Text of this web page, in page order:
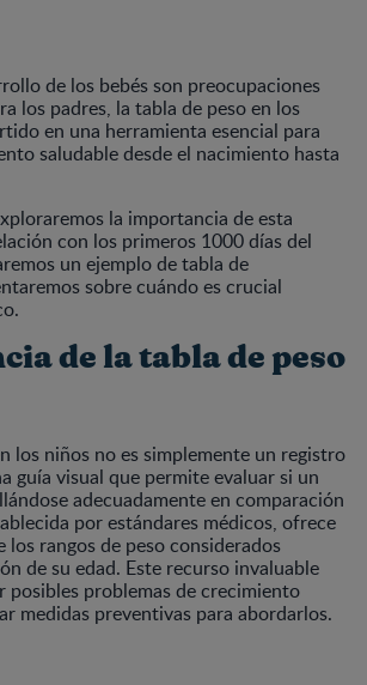
de los bebés son preocupaciones
los padres, la tabla de peso en los
en una herramienta esencial para
saludable desde el nacimiento hasta
la importancia de esta
con los primeros 1000 días del
un ejemplo de tabla de
sobre cuándo es crucial
de la tabla de peso
los niños no es simplemente un registro
guía visual que permite evaluar si un
adecuadamente en comparación
por estándares médicos, ofrece
los rangos de peso considerados
de su edad. Este recurso invaluable
posibles problemas de crecimiento
medidas preventivas para abordarlos.